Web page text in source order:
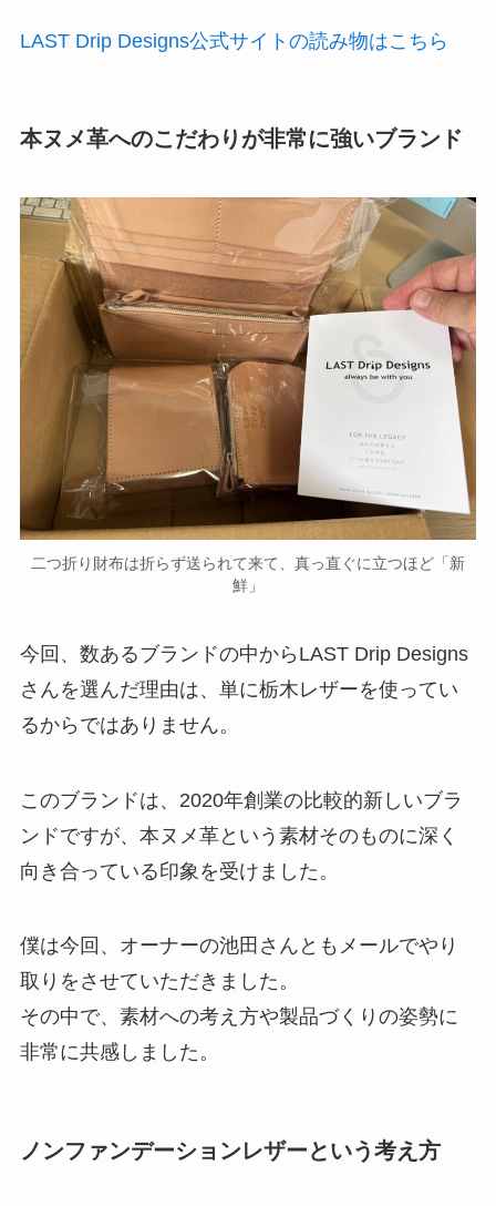
LAST Drip Designs公式サイトの読み物はこちら
本ヌメ革へのこだわりが非常に強いブランド
二つ折り財布は折らず送られて来て、真っ直ぐに立つほど「新
鮮」
今回、数あるブランドの中からLAST Drip Designs
さんを選んだ理由は、単に栃木レザーを使ってい
るからではありません。
このブランドは、2020年創業の比較的新しいブラ
ンドですが、本ヌメ革という素材そのものに深く
向き合っている印象を受けました。
僕は今回、オーナーの池田さんともメールでやり
取りをさせていただきました。
その中で、素材への考え方や製品づくりの姿勢に
非常に共感しました。
ノンファンデーションレザーという考え方